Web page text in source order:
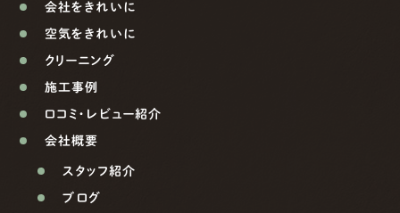
会社をきれいに
空気をきれいに
クリーニング
施工事例
口コミ・レビュー紹介
会社概要
スタッフ紹介
ブログ